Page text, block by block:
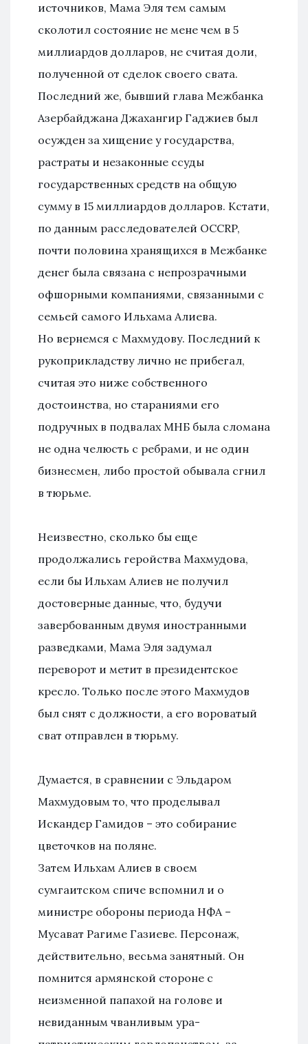
источников, Мама Эля тем самым
сколотил состояние не мене чем в 5
миллиардов долларов, не считая доли,
полученной от сделок своего свата.
Последний же, бывший глава Межбанка
Азербайджана Джахангир Гаджиев был
осужден за хищение у государства,
растраты и незаконные ссуды
государственных средств на общую
сумму в 15 миллиардов долларов. Кстати,
по данным расследователей ОССRP,
почти половина хранящихся в Межбанке
денег была связана с непрозрачными
офшорными компаниями, связанными с
семьей самого Ильхама Алиева.
Но вернемся с Махмудову. Последний к
рукоприкладству лично не прибегал,
считая это ниже собственного
достоинства, но стараниями его
подручных в подвалах МНБ была сломана
не одна челюсть с ребрами, и не один
бизнесмен, либо простой обывала сгнил
в тюрьме.
Неизвестно, сколько бы еще
продолжались геройства Махмудова,
если бы Ильхам Алиев не получил
достоверные данные, что, будучи
завербованным двумя иностранными
разведками, Мама Эля задумал
переворот и метит в президентское
кресло. Только после этого Махмудов
был снят с должности, а его вороватый
сват отправлен в тюрьму.
Думается, в сравнении с Эльдаром
Махмудовым то, что проделывал
Искандер Гамидов – это собирание
цветочков на поляне.
Затем Ильхам Алиев в своем
сумгаитском спиче вспомнил и о
министре обороны периода НФА –
Мусават Рагиме Газиеве. Персонаж,
действительно, весьма занятный. Он
помнится армянской стороне с
неизменной папахой на голове и
невиданным чванливым ура-